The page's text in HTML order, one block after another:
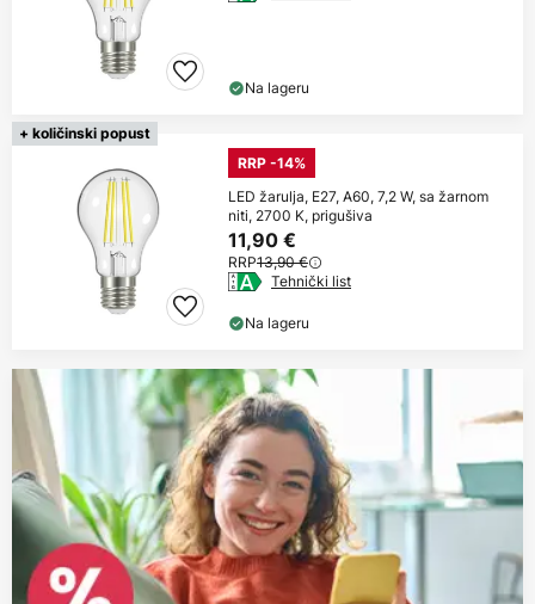
Na lageru
+ količinski popust
RRP -14%
LED žarulja, E27, A60, 7,2 W, sa žarnom
niti, 2700 K, prigušiva
11,90 €
RRP13,90 €
Tehnički list
Na lageru